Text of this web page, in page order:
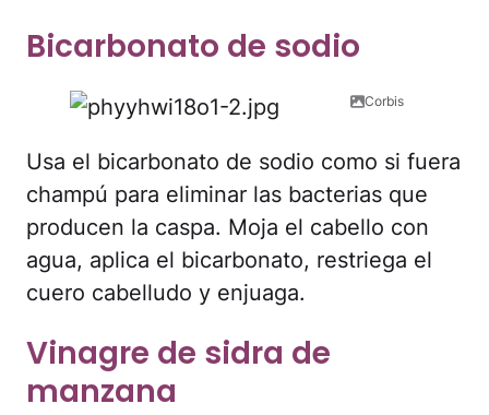
Bicarbonato de sodio
Corbis
Usa el bicarbonato de sodio como si fuera
champú para eliminar las bacterias que
producen la caspa. Moja el cabello con
agua, aplica el bicarbonato, restriega el
cuero cabelludo y enjuaga.
Vinagre de sidra de
manzana